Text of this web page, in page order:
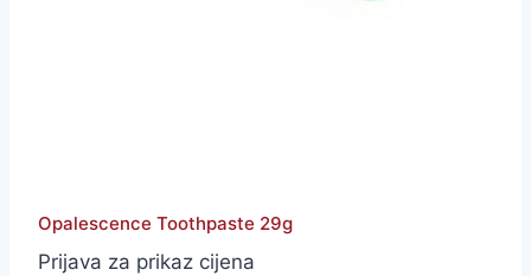
Opalescence Toothpaste 29g
Prijava za prikaz cijena